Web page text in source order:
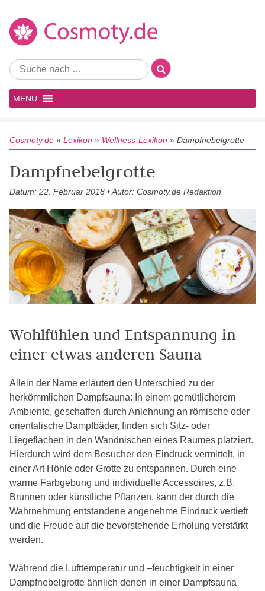
MENU
Cosmoty.de » Lexikon » Wellness-Lexikon » Dampfnebelgrotte
Dampfnebelgrotte
Datum: 22. Februar 2018 • Autor: Cosmoty.de Redaktion
Wohlfühlen und Entspannung in
einer etwas anderen Sauna
Allein der Name erläutert den Unterschied zu der
herkömmlichen Dampfsauna: In einem gemütlicherem
Ambiente, geschaffen durch Anlehnung an römische oder
orientalische Dampfbäder, finden sich Sitz- oder
Liegeflächen in den Wandnischen eines Raumes platziert.
Hierdurch wird dem Besucher den Eindruck vermittelt, in
einer Art Höhle oder Grotte zu entspannen. Durch eine
warme Farbgebung und individuelle Accessoires, z.B.
Brunnen oder künstliche Pflanzen, kann der durch die
Wahrnehmung entstandene angenehme Eindruck vertieft
und die Freude auf die bevorstehende Erholung verstärkt
werden.
Während die Lufttemperatur und –feuchtigkeit in einer
Dampfnebelgrotte ähnlich denen in einer Dampfsauna